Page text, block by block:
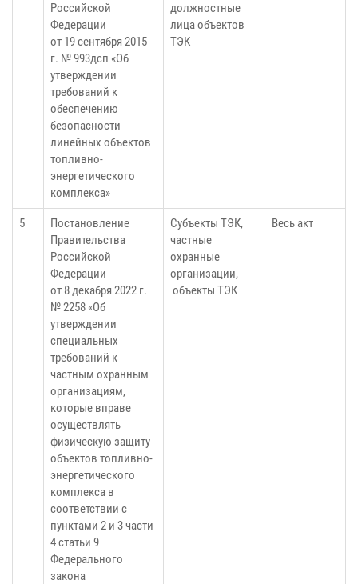
Российской
Федерации
от 19 сентября 2015
г. № 993дсп «Об
утверждении
требований к
обеспечению
безопасности
линейных объектов
топливно-
энергетического
комплекса»
должностные
лица объектов
ТЭК
5
Постановление
Правительства
Российской
Федерации
от 8 декабря 2022 г.
№ 2258 «Об
утверждении
специальных
требований к
частным охранным
организациям,
которые вправе
осуществлять
физическую защиту
объектов топливно-
энергетического
комплекса в
соответствии с
пунктами 2 и 3 части
4 статьи 9
Федерального
закона
Субъекты ТЭК,
частные
охранные
организации,
объекты ТЭК
Весь акт